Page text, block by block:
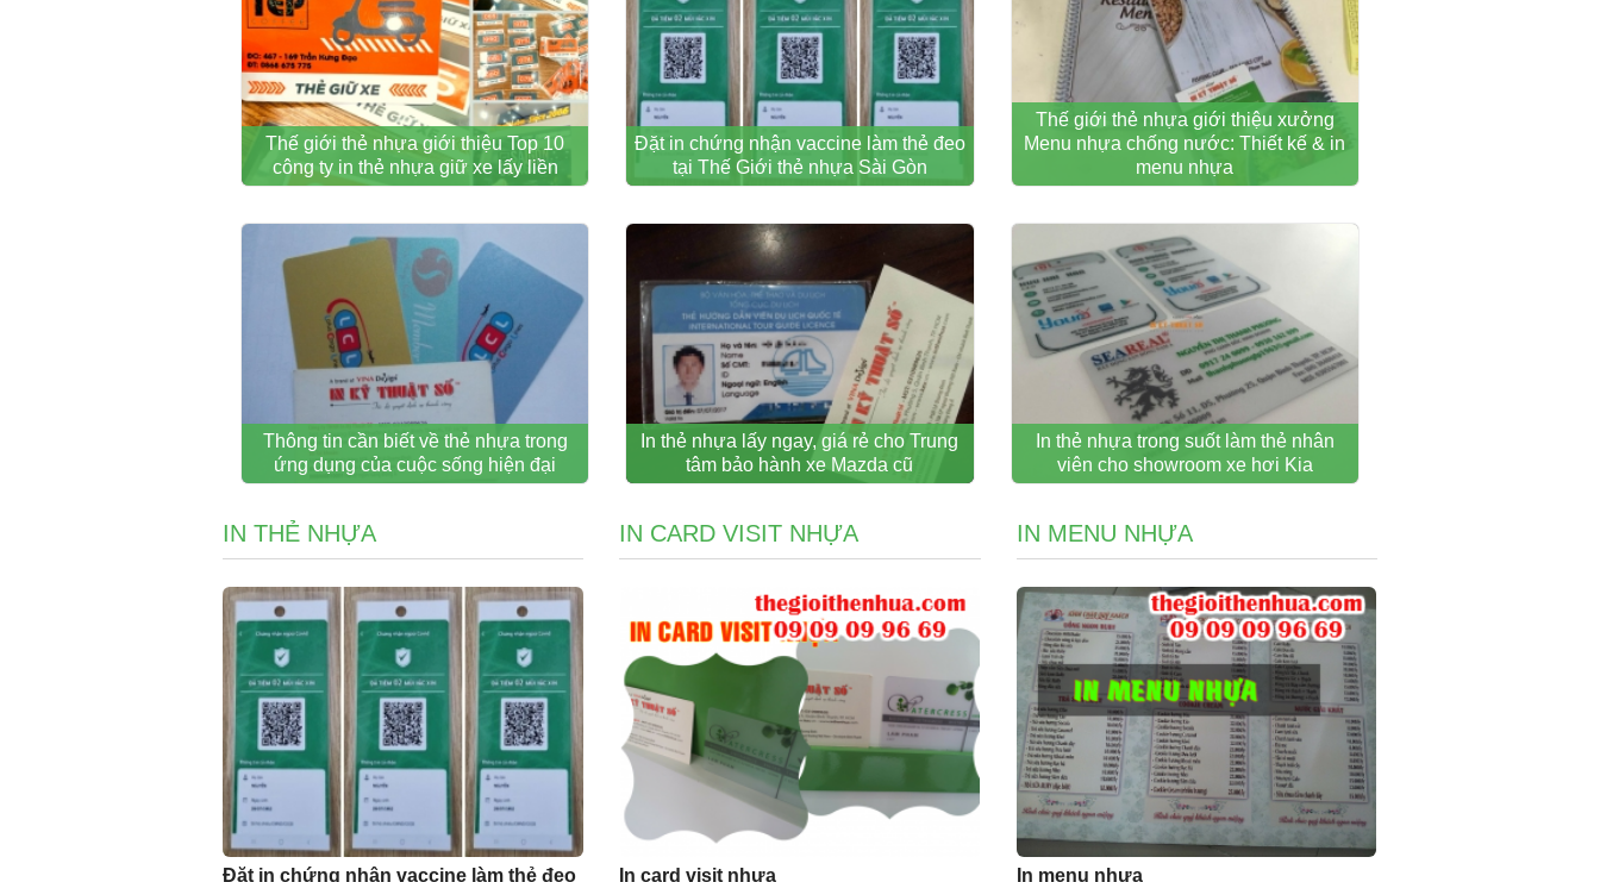
Thế giới thẻ nhựa giới thiệu Top 10
công ty in thẻ nhựa giữ xe lấy liền
Đặt in chứng nhận vaccine làm thẻ đeo
tại Thế Giới thẻ nhựa Sài Gòn
Thế giới thẻ nhựa giới thiệu xưởng
Menu nhựa chống nước: Thiết kế & in
menu nhựa
Thông tin cần biết về thẻ nhựa trong
ứng dụng của cuộc sống hiện đại
In thẻ nhựa lấy ngay, giá rẻ cho Trung
tâm bảo hành xe Mazda cũ
In thẻ nhựa trong suốt làm thẻ nhân
viên cho showroom xe hơi Kia
IN THẺ NHỰA
Đặt in chứng nhận vaccine làm thẻ đeo
IN CARD VISIT NHỰA
In card visit nhựa
IN MENU NHỰA
In menu nhựa